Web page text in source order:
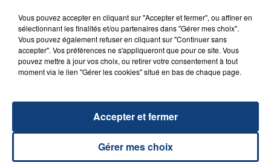
20 juillet 2026
UNE ADOLESCENTE DEVANT SE FAIRE
La famille a porté plainte contre la clinique qui a
reconnu sa responsabilité et présenté ses
excuses.
TITRES DIFFUSÉS
Vous pouvez accepter en cliquant sur "Accepter et fermer", ou affiner en
sélectionnant les finalités et/ou partenaires dans "Gérer mes choix".
Vous pouvez également refuser en cliquant sur "Continuer sans
accepter". Vos préférences ne s'appliqueront que pour ce site. Vous
pouvez mettre à jour vos choix, ou retirer votre consentement à tout
moment via le lien "Gérer les cookies" situé en bas de chaque page.
Gérer mes choix
Accepter et fermer